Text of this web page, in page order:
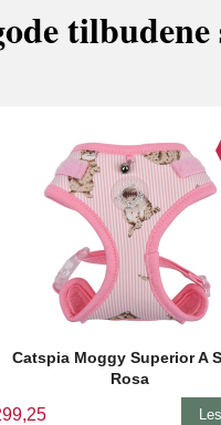
Catspia Moggy Superior A
Rosa